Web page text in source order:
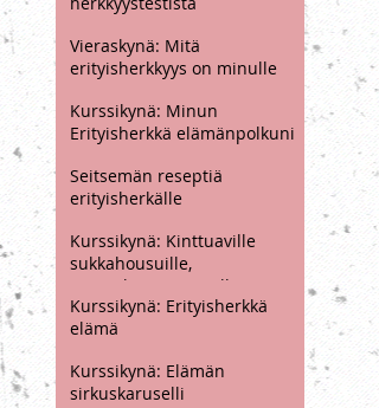
Elaine Aronin
herkkyystestistä
Vieraskynä: Mitä
erityisherkkyys on minulle
opettanut
Kurssikynä: Minun
Erityisherkkä elämänpolkuni
Seitsemän reseptiä
erityisherkälle
Kurssikynä: Kinttuaville
sukkahousuille,
vesipisaroille
Kurssikynä: Erityisherkkä
elämä